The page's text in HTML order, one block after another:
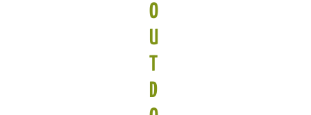
O
U
T
D